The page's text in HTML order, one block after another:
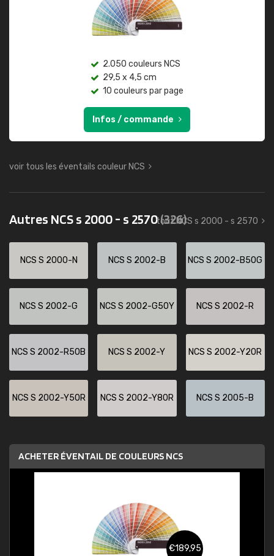
2.050 couleurs NCS
29,5 x 4,5 cm
10 couleurs par page
Infos / commande
voir tous les éventails couleur NCS
Autres NCS s 2000 - s 2570(326)
tout NCS s 2000 - s 2570
NCS S 2000-N NCS S 2002-B NCS S 2002-B50G
NCS S 2002-G NCS S 2002-G50Y NCS S 2002-R
NCS S 2002-R50B NCS S 2002-Y NCS S 2002-Y20R
NCS S 2002-Y50R NCS S 2002-Y80R NCS S 2005-B
ACHETER ÉVENTAIL DE COULEURS NCS
€189,95